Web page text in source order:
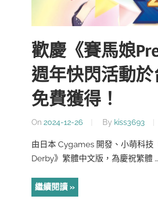
歡慶《賽馬娘
週年快閃活動
免費獲得！
On 2024-12-26 By kiss3693
由日本 Cygames 開發、小萌科技
Derby》繁體中文版，為慶祝繁體 …
繼續閱讀